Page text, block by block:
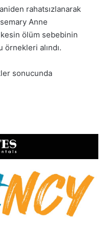
rahatsızlanarak
Anne
kesin ölüm sebebinin
alındı.
sonucunda